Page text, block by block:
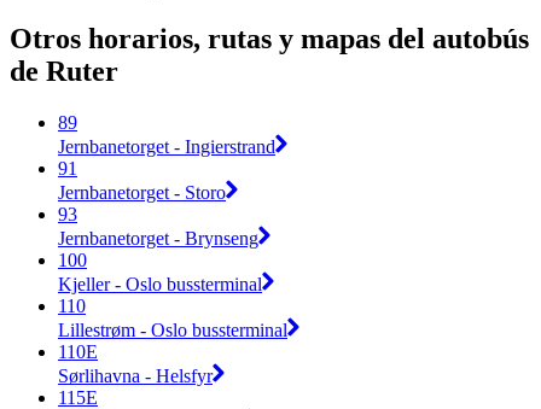
Otros horarios, rutas y mapas del autobús
de Ruter
89
Jernbanetorget - Ingierstrand
91
Jernbanetorget - Storo
93
Jernbanetorget - Brynseng
100
Kjeller - Oslo bussterminal
110
Lillestrøm - Oslo bussterminal
110E
Sørlihavna - Helsfyr
115E